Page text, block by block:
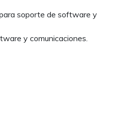
soporte de software y
y comunicaciones.